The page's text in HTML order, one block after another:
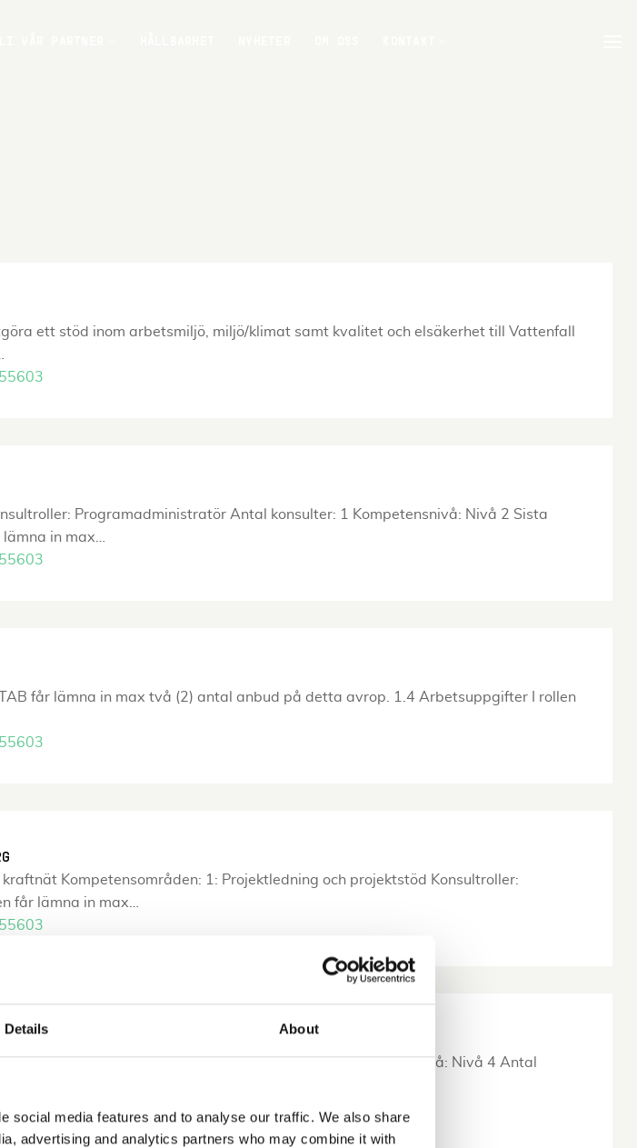
Details About
social media features and to analyse our traffic. We also share
advertising and analytics partners who may combine it with
ett stöd inom arbetsmiljö, miljö/klimat samt kvalitet och elsäkerhet till Vattenfall
Programadministratör Antal konsulter: 1 Kompetensnivå: Nivå 2 Sista
in max…
får lämna in max två (2) antal anbud på detta avrop. 1.4 Arbetsuppgifter I rollen
Kompetensområden: 1: Projektledning och projektstöd Konsultroller:
får lämna in max…
Kvalitetskoordinator (Kvalitetsspcialist) Kompetensnivå: Nivå 4 Antal
för att implementera ett kvalitetsfokus programmet,…